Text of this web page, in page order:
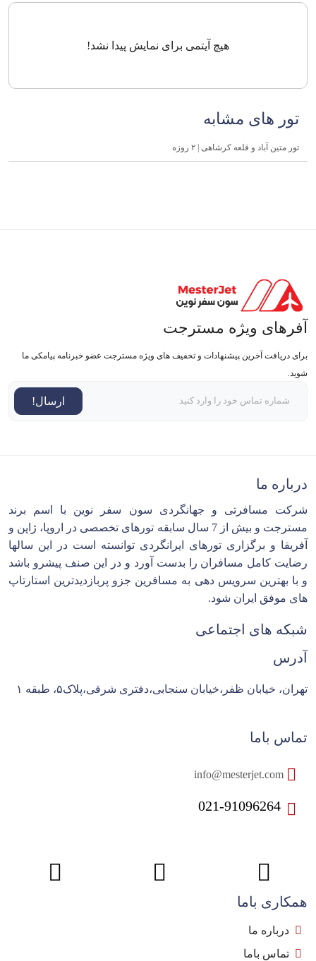
هیچ آیتمی برای نمایش پیدا نشد!
تور های مشابه
تور متین آباد و قلعه کرشاهی | ۲ روزه
آفرهای ویژه مسترجت
برای دریافت آخرین پیشنهادات و تخفیف های ویژه مسترجت عضو خبرنامه پیامکی ما
شوید.
ارسال!
درباره ما
شرکت مسافرتی و جهانگردی سون سفر نوین با اسم برند
مسترجت و بیش از 7 سال سابقه تورهای تخصصی در اروپا، ژاپن و
آفریقا و برگزاری تورهای ایرانگردی توانسته است در این سالها
رضایت کامل مسافران را بدست آورد و در این صنف پیشرو باشد
و با بهترین سرویس دهی به مسافرین جزو پربازدیدترین استارتاپ
های موفق ایران شود.
شبکه های اجتماعی
آدرس
تهران، خیابان ظفر،خیابان سنجابی،دفتری شرقی،پلاک۵، طبقه ۱
تماس باما
021-91096264
همکاری باما
درباره ما
تماس باما